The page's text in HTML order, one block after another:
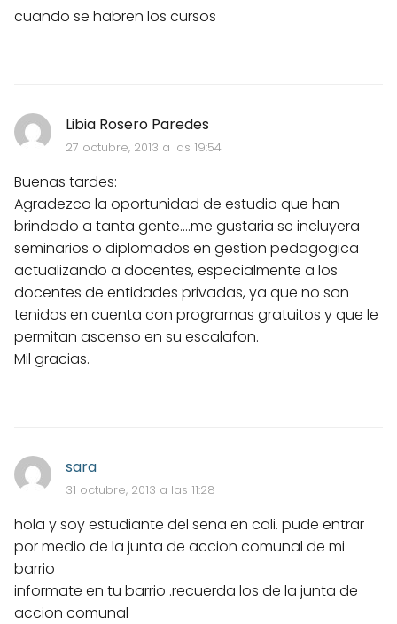
cuando se habren los cursos
Libia Rosero Paredes
27 octubre, 2013 a las 19:54
Buenas tardes:
Agradezco la oportunidad de estudio que han
brindado a tanta gente....me gustaria se incluyera
seminarios o diplomados en gestion pedagogica
actualizando a docentes, especialmente a los
docentes de entidades privadas, ya que no son
tenidos en cuenta con programas gratuitos y que le
permitan ascenso en su escalafon.
Mil gracias.
sara
31 octubre, 2013 a las 11:28
hola y soy estudiante del sena en cali. pude entrar
por medio de la junta de accion comunal de mi
barrio
informate en tu barrio .recuerda los de la junta de
accion comunal